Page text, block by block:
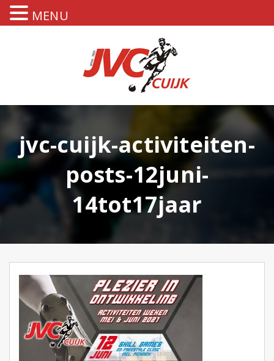
jvc-cuijk-activiteiten-
posts-12juni-
14tot17jaar
MENU